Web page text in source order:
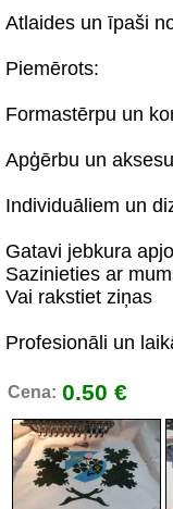
Atlaides un īpaši
Piemērots:
Formastērpu un
Apģērbu un
Individuāliem un
Gatavi jebkura
Sazinieties ar
Vai rakstiet ziņas
Profesionāli un
Cena: 0.50 €